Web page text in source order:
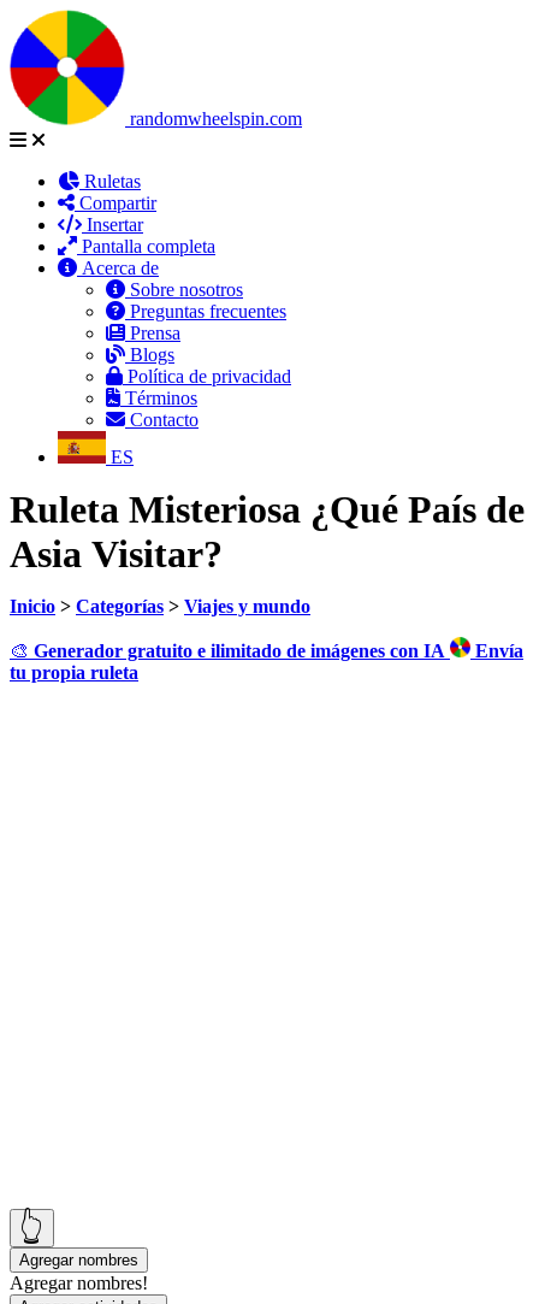
randomwheelspin.com
Ruletas
Compartir
Insertar
Pantalla completa
Acerca de
Sobre nosotros
Preguntas frecuentes
Prensa
Blogs
Política de privacidad
Términos
Contacto
ES
Ruleta Misteriosa ¿Qué País de
Asia Visitar?
Inicio > Categorías > Viajes y mundo
🎨 Generador gratuito e ilimitado de imágenes con IA
Envía
tu propia ruleta
👆
Agregar nombres
Agregar nombres!